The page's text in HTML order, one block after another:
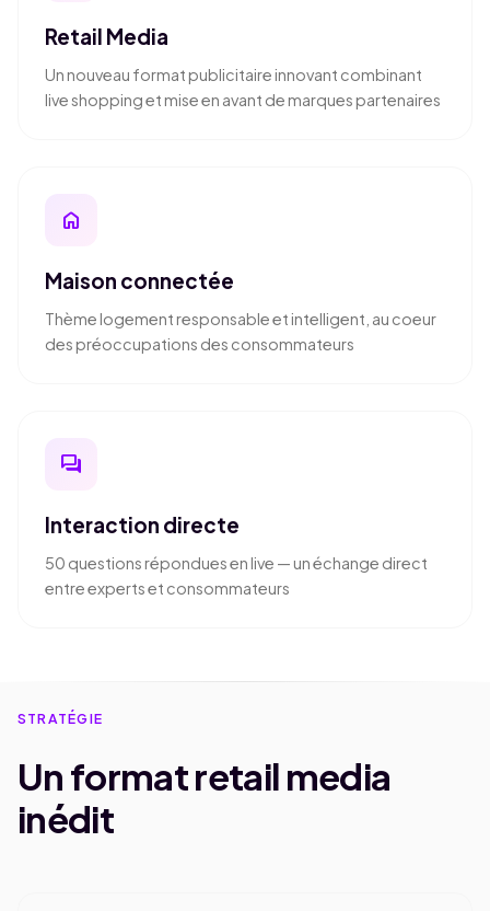
Retail Media
Un nouveau format publicitaire innovant combinant
live shopping et mise en avant de marques partenaires
home
Maison connectée
Thème logement responsable et intelligent, au coeur
des préoccupations des consommateurs
forum
Interaction directe
50 questions répondues en live — un échange direct
entre experts et consommateurs
STRATÉGIE
Un format retail media
inédit